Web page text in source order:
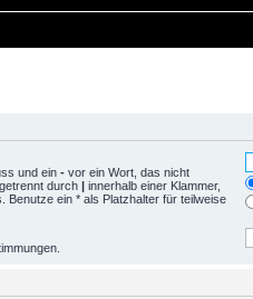
und ein - vor ein Wort, das nicht
durch | innerhalb einer Klammer,
Benutze ein * als Platzhalter für teilweise